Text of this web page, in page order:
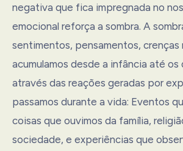
negativa que fica impregnada no
emocional reforça a sombra. A
sentimentos, pensamentos, crenças
acumulamos desde a infância até os
através das reações geradas por
passamos durante a vida: Eventos
coisas que ouvimos da família,
sociedade, e experiências que